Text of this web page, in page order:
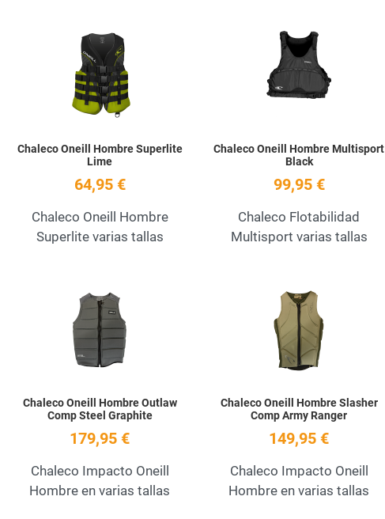
Add to Wishlist
Chaleco Oneill Hombre Superlite
Lime
64,95 €
Chaleco Oneill Hombre
Superlite varias tallas
Chaleco Oneill Hombre Multisport
Black
99,95 €
Chaleco Flotabilidad
Multisport varias tallas
Chaleco Oneill Hombre Outlaw
Comp Steel Graphite
179,95 €
Chaleco Impacto Oneill
Hombre en varias tallas
Chaleco Oneill Hombre Slasher
Comp Army Ranger
149,95 €
Chaleco Impacto Oneill
Hombre en varias tallas